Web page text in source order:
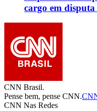
cargo em disputa
CNN Brasil.
Pense bem, pense CNN.
CNN Nas Redes